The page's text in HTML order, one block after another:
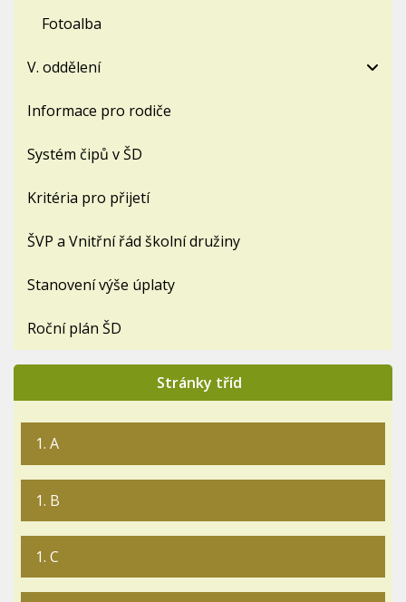
Fotoalba
V. oddělení
Informace pro rodiče
Systém čipů v ŠD
Kritéria pro přijetí
ŠVP a Vnitřní řád školní družiny
Stanovení výše úplaty
Roční plán ŠD
Stránky tříd
1. A
1. B
1. C